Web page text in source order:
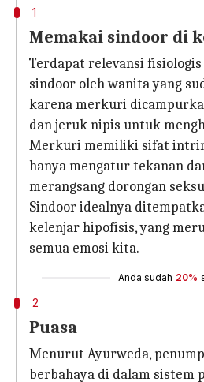
1
Memakai sindoor di
Terdapat relevansi
sindoor oleh wanita yang
karena merkuri
dan jeruk nipis untuk
Merkuri memiliki sifat
hanya mengatur tekanan
merangsang dorongan
Sindoor idealnya
kelenjar hipofisis, yang
semua emosi kita.
Anda sudah 20%
2
Puasa
Menurut Ayurweda,
berbahaya di dalam sistem